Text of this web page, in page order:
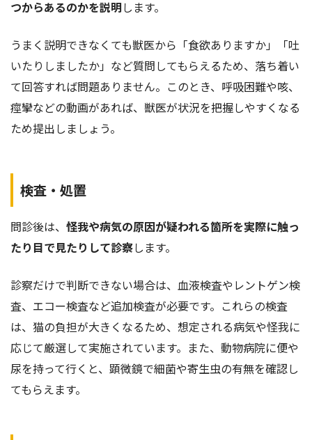
つからあるのかを説明します。
うまく説明できなくても獣医から「食欲ありますか」「吐
いたりしましたか」など質問してもらえるため、落ち着い
て回答すれば問題ありません。このとき、呼吸困難や咳、
痙攣などの動画があれば、獣医が状況を把握しやすくなる
ため提出しましょう。
検査・処置
問診後は、 怪我や病気の原因が疑われる箇所を実際に触っ
たり目で見たりして診察します。
診察だけで判断できない場合は、血液検査やレントゲン検
査、エコー検査など追加検査が必要です。これらの検査
は、猫の負担が大きくなるため、想定される病気や怪我に
応じて厳選して実施されています。また、動物病院に便や
尿を持って行くと、顕微鏡で細菌や寄生虫の有無を確認し
てもらえます。